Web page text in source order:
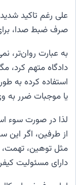
علی رغم تاکید
صرف ضبط صدا،
به عبارت روان‌تر،
دادگاه متهم
استفاده کرده به
یا موجبات ضرر به
لذا در صورت سوء
از طرفین، اگر این
مثل توهین، تهمت،
دارای مسئولیت